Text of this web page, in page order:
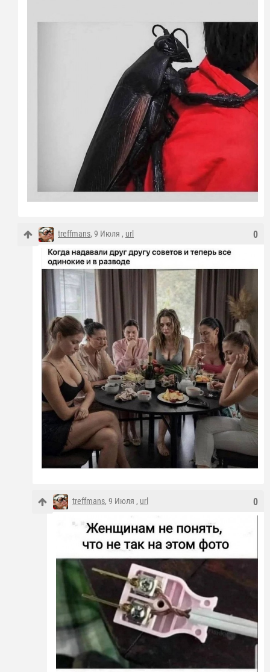
0
treffmans, 9 Июля , url
0
treffmans, 9 Июля , url